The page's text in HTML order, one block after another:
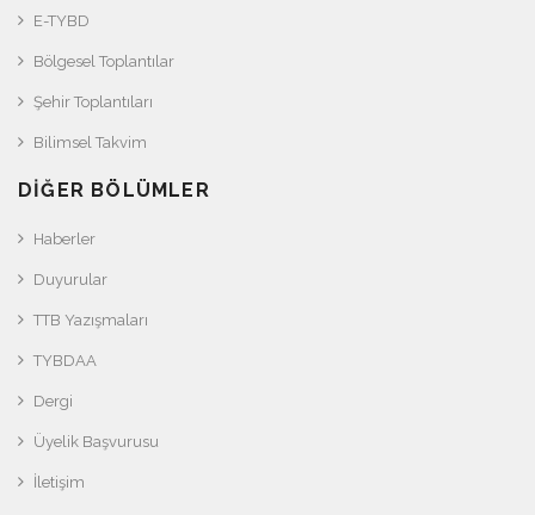
E-TYBD
Bölgesel Toplantılar
Şehir Toplantıları
Bilimsel Takvim
DIĞER BÖLÜMLER
Haberler
Duyurular
TTB Yazışmaları
TYBDAA
Dergi
Üyelik Başvurusu
İletişim